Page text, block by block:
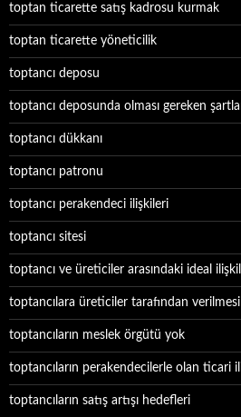
toptan ticarette satış kadrosu kurmak
toptan ticarette yöneticilik
toptancı deposu
toptancı deposunda olması gereken
toptancı dükkanı
toptancı patronu
toptancı perakendeci ilişkileri
toptancı sitesi
toptancı ve üreticiler arasındaki ideal
toptancılara üreticiler tarafından
toptancıların meslek örgütü yok
toptancıların perakendecilerle olan ticari
toptancıların satış artışı hedefleri